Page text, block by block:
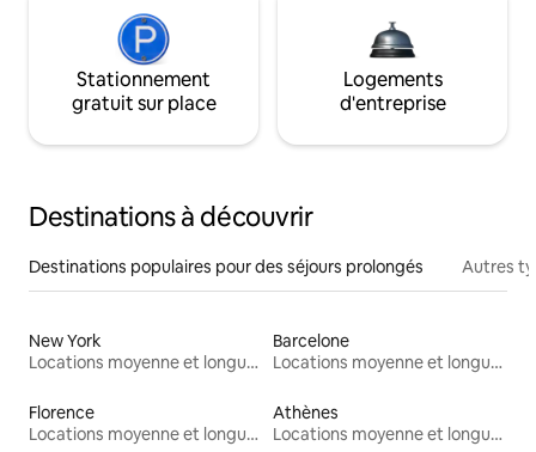
Stationnement
gratuit sur place
Logements
d'entreprise
Destinations à découvrir
Destinations populaires pour des séjours prolongés Autres
New York
Locations moyenne et longue durée
Barcelone
Locations moyenne et longue durée
Florence
Locations moyenne et longue durée
Athènes
Locations moyenne et longue durée